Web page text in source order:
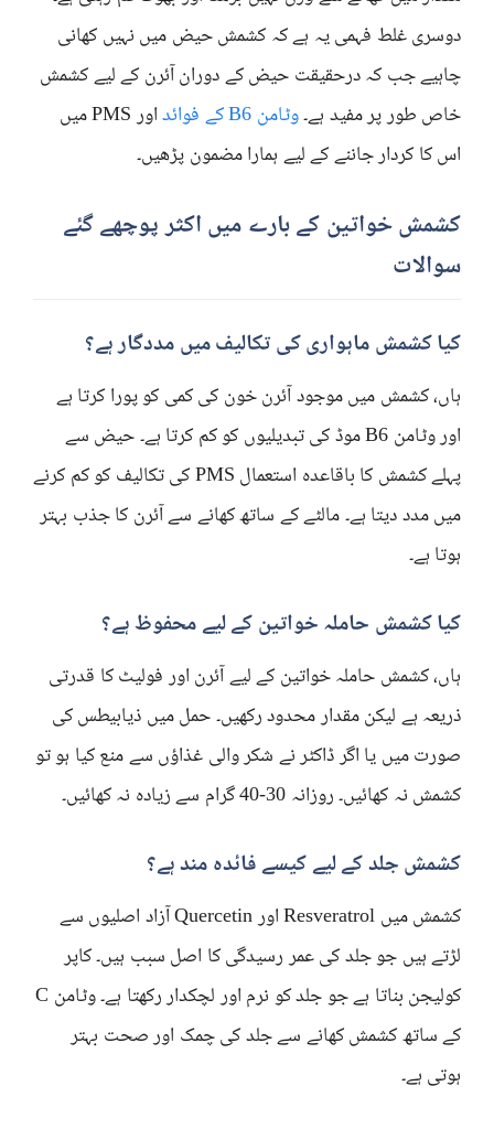
دوسری غلط فہمی یہ ہے کہ کشمش حیض میں نہیں کھانی
چاہیے جب کہ درحقیقت حیض کے دوران آئرن کے لیے کشمش
خاص طور پر مفید ہے۔وٹامن B6 کے فوائد
اور PMS میں
اس کا کردار جاننے کے لیے ہمارا مضمون پڑھیں۔
کشمش خواتین کے بارے میں اکثر پوچھے گئے
سوالات
کیا کشمش ماہواری کی تکالیف میں مددگار ہے؟
ہاں، کشمش میں موجود آئرن خون کی کمی کو پورا کرتا ہے
اور وٹامن B6 موڈ کی تبدیلیوں کو کم کرتا ہے۔ حیض سے
پہلے کشمش کا باقاعدہ استعمال PMS کی تکالیف کو کم کرنے
میں مدد دیتا ہے۔ مالٹے کے ساتھ کھانے سے آئرن کا جذب بہتر
ہوتا ہے۔
کیا کشمش حاملہ خواتین کے لیے محفوظ ہے؟
ہاں، کشمش حاملہ خواتین کے لیے آئرن اور فولیٹ کا قدرتی
ذریعہ ہے لیکن مقدار محدود رکھیں۔ حمل میں ذیابیطس کی
صورت میں یا اگر ڈاکٹر نے شکر والی غذاؤں سے منع کیا ہو تو
کشمش نہ کھائیں۔ روزانہ 30-40 گرام سے زیادہ نہ کھائیں۔
کشمش جلد کے لیے کیسے فائدہ مند ہے؟
کشمش میں Resveratrol اور Quercetin آزاد اصلیوں سے
لڑتے ہیں جو جلد کی عمر رسیدگی کا اصل سبب ہیں۔ کاپر
کولیجن بناتا ہے جو جلد کو نرم اور لچکدار رکھتا ہے۔ وٹامن C
کے ساتھ کشمش کھانے سے جلد کی چمک اور صحت بہتر
ہوتی ہے۔